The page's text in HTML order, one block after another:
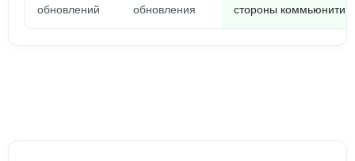
обновлений
обновления
стороны коммьюнити